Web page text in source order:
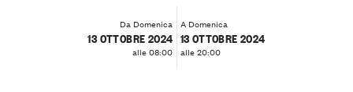
Da Domenica
13 OTTOBRE 2024
alle 08:00
A Domenica
13 OTTOBRE 2024
alle 20:00